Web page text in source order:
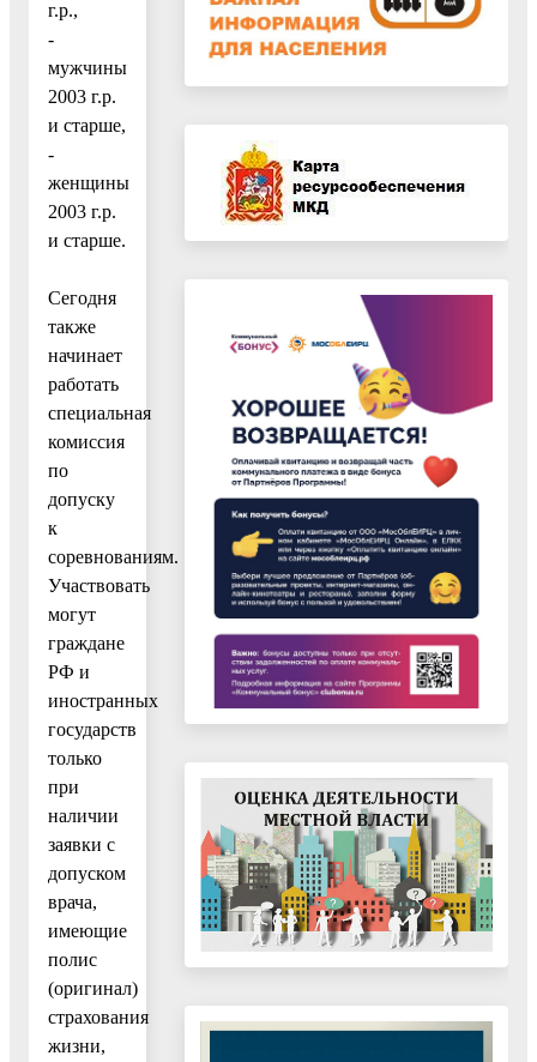
г.р.,
-
мужчины
2003 г.р.
и старше,
-
женщины
2003 г.р.
и старше.
Сегодня
также
начинает
работать
специальная
комиссия
по
допуску
к
соревнованиям.
Участвовать
могут
граждане
РФ и
иностранных
государств
только
при
наличии
заявки с
допуском
врача,
имеющие
полис
(оригинал)
страхования
жизни,